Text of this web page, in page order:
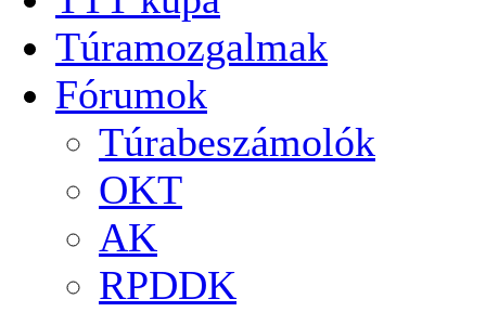
Túramozgalmak
Fórumok
Túrabeszámolók
OKT
AK
RPDDK